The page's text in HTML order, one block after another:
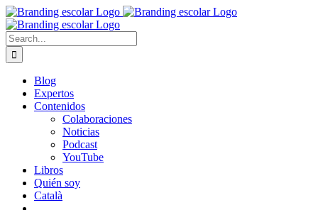
Skip
to
content
Search
for:
Blog
Expertos
Contenidos
Colaboraciones
Noticias
Podcast
YouTube
Libros
Quién soy
Català